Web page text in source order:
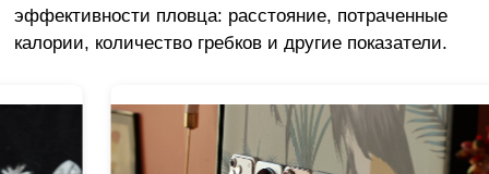
эффективности пловца: расстояние, потраченные
калории, количество гребков и другие показатели.